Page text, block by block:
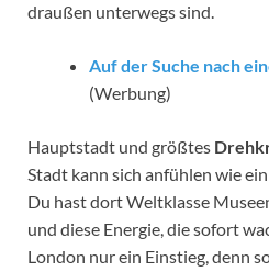
draußen unterwegs sind.
Auf der Suche nach
(Werbung)
Hauptstadt und größtes
Stadt kann sich anfühlen wie
Du hast dort Weltklasse
und diese Energie, die sofort
London nur ein Einstieg, denn